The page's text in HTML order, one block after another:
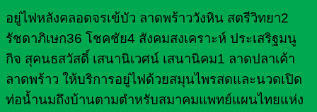
อยู่ไฟหลังคลอดจรเข้บัว ลาดพร้าววังหิน สตรีวิทยา2
รัชดาภิเษก36 โชคชัย4 สังคมสงเคราะห์ ประเสริฐมนู
กิจ สุคนธสวัสดิ์ เสนานิเวศน์ เสนานิคม1 ลาดปลาเค้า
ลาดพร้าว ให้บริการอยู่ไฟด้วยสมุนไพรสดและนวดเปิด
ท่อน้ำนมถึงบ้านตามตำหรับสมาคมแพทย์แผนไทยแห่ง